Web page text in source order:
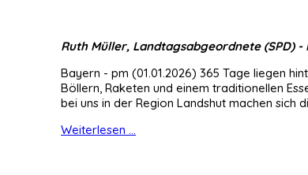
Ruth Müller, Landtagsabgeordnete (SPD) -
Bayern - pm (01.01.2026) 365 Tage liegen
Böllern, Raketen und einem traditionellen
bei uns in der Region Landshut machen sich
Weiterlesen ...